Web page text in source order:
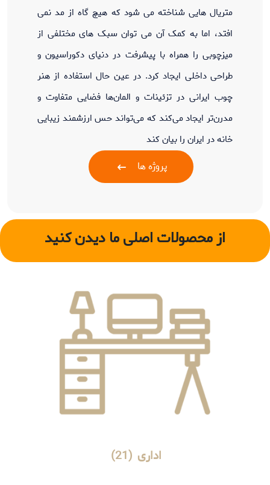
متریال هایی شناخته می شود که هیچ گاه از مد نمی
افتد، اما به کمک آن می توان سبک های مختلفی از
میزچوبی را همراه با پیشرفت در دنیای دکوراسیون و
طراحی داخلی ایجاد کرد. در عین حال استفاده از هنر
چوب ایرانی در تزئینات و المان‌ها فضایی متفاوت و
مدرن‌تر ایجاد می‌کند که می‌تواند حس ارزشمند زیبایی
خانه در ایران را بیان کند
پروژه ها
از محصولات اصلی ما دیدن کنید
اداری (21)